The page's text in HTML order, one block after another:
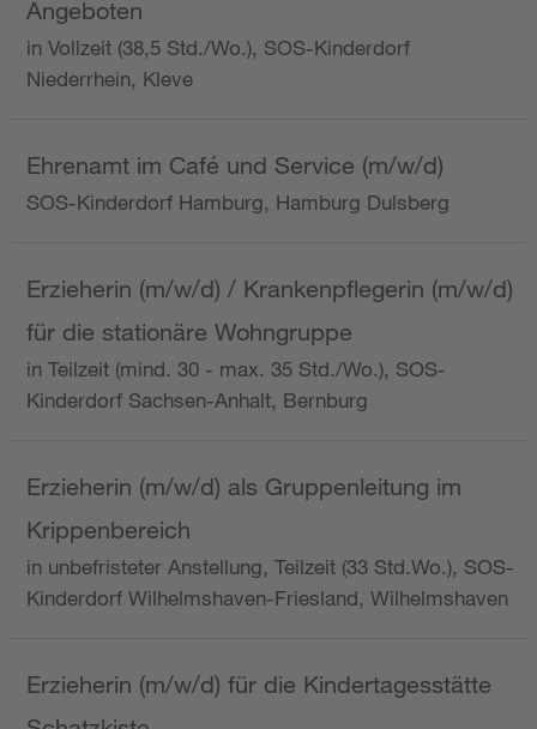
Angeboten
in Vollzeit (38,5 Std./Wo.), SOS-Kinderdorf
Niederrhein, Kleve
Ehrenamt im Café und Service (m/w/d)
SOS-Kinderdorf Hamburg, Hamburg Dulsberg
Erzieherin (m/w/d) / Krankenpflegerin (m/w/d)
für die stationäre Wohngruppe
in Teilzeit (mind. 30 - max. 35 Std./Wo.), SOS-
Kinderdorf Sachsen-Anhalt, Bernburg
Erzieherin (m/w/d) als Gruppenleitung im
Krippenbereich
in unbefristeter Anstellung, Teilzeit (33 Std.Wo.), SOS-
Kinderdorf Wilhelmshaven-Friesland, Wilhelmshaven
Erzieherin (m/w/d) für die Kindertagesstätte